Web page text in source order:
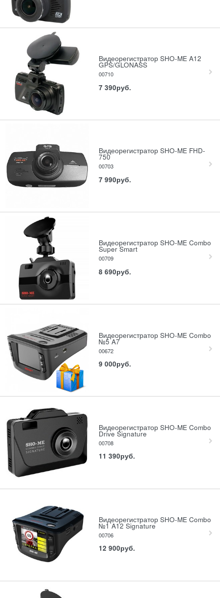
Видеорегистратор SHO-ME A12
GPS/GLONASS
00710
7 390руб.
Видеорегистратор SHO-ME FHD-
750
00703
7 990руб.
Видеорегистратор SHO-ME Combo
Super Smart
00709
8 690руб.
Видеорегистратор SHO-ME Combo
№5 A7
00672
9 000руб.
Видеорегистратор SHO-ME Combo
Drive Signature
00708
11 390руб.
Видеорегистратор SHO-ME Combo
№1 A12 Signature
00706
12 900руб.